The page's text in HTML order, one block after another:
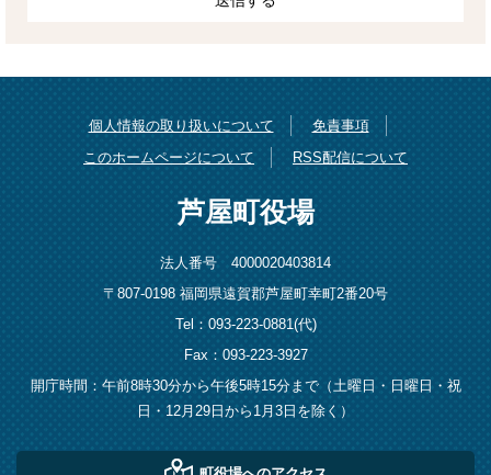
個人情報の取り扱いについて
免責事項
このホームページについて
RSS配信について
芦屋町役場
法人番号 4000020403814
〒807-0198 福岡県遠賀郡芦屋町幸町2番20号
Tel：093-223-0881(代)
Fax：093-223-3927
開庁時間：午前8時30分から午後5時15分まで（土曜日・日曜日・祝
日・12月29日から1月3日を除く）